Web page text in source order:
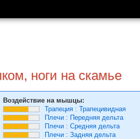
ноги на скамье
Воздействие на мышцы:
Трапеция : Трапецивидная
Плечи : Передняя дельта
Плечи : Средняя дельта
Плечи : Задняя дельта